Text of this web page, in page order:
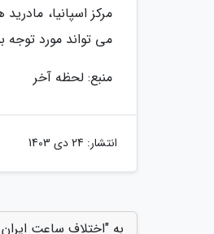
مرکز اسپانیا،
می تواند مورد توجه
منبع: لحظه آخر
انتشار: 24 دی 1403
به "اختلاف ساعت ایران